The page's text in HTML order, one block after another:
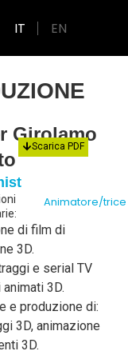
IT EN
Scarica PDF
Girolamo
Animatore/trice
di film di
3D.
e serial TV
3D.
e produzione di:
3D, animazione
3D.